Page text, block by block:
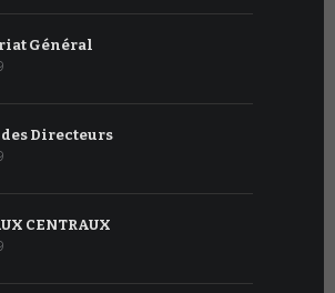
Général
Directeurs
CENTRAUX